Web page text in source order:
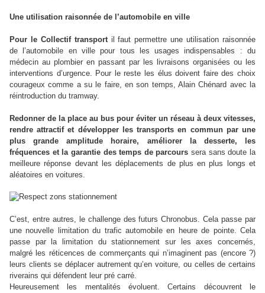
Une utilisation raisonnée de l’automobile en ville
Pour le Collectif transportil faut permettre une utilisation raisonnée
de l’automobile en ville pour tous les usages indispensables : du
médecin au plombier en passant par les livraisons organisées ou les
interventions d’urgence. Pour le reste les élus doivent faire des choix
courageux comme a su le faire, en son temps, Alain Chénard avec la
réintroduction du tramway.
Redonner de la place au bus pour éviter un réseau à deux vitesses,
rendre attractif et développer les transports en commun par une
plus grande amplitude horaire, améliorer la desserte, les
fréquences et la garantie des temps de parcours sera sans doute la
meilleure réponse devant les déplacements de plus en plus longs et
aléatoires en voitures.
C’est, entre autres, le challenge des futurs Chronobus. Cela passe par
une nouvelle limitation du trafic automobile en heure de pointe. Cela
passe par la limitation du stationnement sur les axes concernés,
malgré les réticences de commerçants qui n’imaginent pas (encore ?)
leurs clients se déplacer autrement qu’en voiture, ou celles de certains
riverains qui défendent leur pré carré.
Heureusement les mentalités évoluent. Certains découvrent le